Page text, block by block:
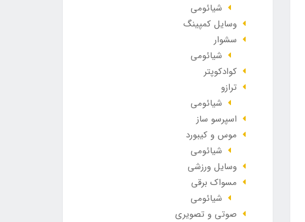
شیائومی
وسایل کمپینگ
سشوار
شیائومی
کوادکوپتر
ترازو
شیائومی
اسپرسو ساز
موس و کیبورد
شیائومی
وسایل ورزشی
مسواک برقی
شیائومی
صوتی و تصویری